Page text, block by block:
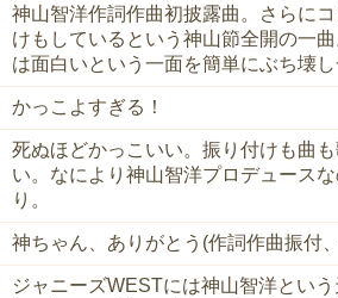
神山智洋作詞作曲初披露曲。さらに
けもしているという神山節全開の一
は面白いという一面を簡単にぶち壊し
かっこよすぎる！
死ぬほどかっこいい。振り付けも曲
い。なにより神山智洋プロデュース
り。
神ちゃん、ありがとう(作詞作曲振付
ジャニーズWESTには神山智洋という